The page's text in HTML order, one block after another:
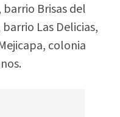
Brisas del
Las Delicias,
colonia